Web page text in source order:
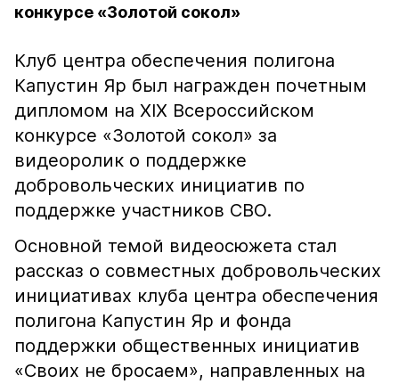
конкурсе «Золотой сокол»
Клуб центра обеспечения полигона
Капустин Яр был награжден почетным
дипломом на XIX Всероссийском
конкурсе «Золотой сокол» за
видеоролик о поддержке
добровольческих инициатив по
поддержке участников СВО.
Основной темой видеосюжета стал
рассказ о совместных добровольческих
инициативах клуба центра обеспечения
полигона Капустин Яр и фонда
поддержки общественных инициатив
«Своих не бросаем», направленных на